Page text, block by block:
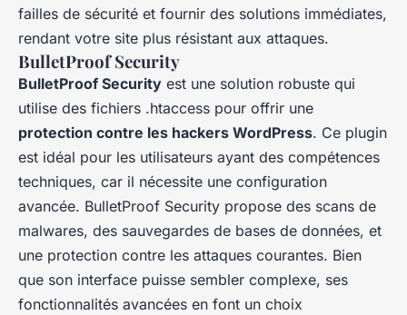
failles de sécurité et fournir des solutions immédiates,
rendant votre site plus résistant aux attaques.
BulletProof Security
BulletProof Security est une solution robuste qui
utilise des fichiers .htaccess pour offrir une
protection contre les hackers WordPress. Ce plugin
est idéal pour les utilisateurs ayant des compétences
techniques, car il nécessite une configuration
avancée. BulletProof Security propose des scans de
malwares, des sauvegardes de bases de données, et
une protection contre les attaques courantes. Bien
que son interface puisse sembler complexe, ses
fonctionnalités avancées en font un choix